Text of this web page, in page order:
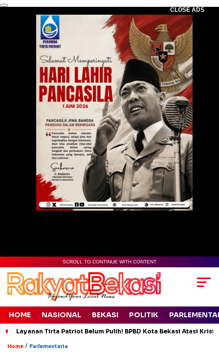
CLOSE ADS
SCROLL TO CONTINUE WITH CONTENT
HOME NASIONAL BEKASI POLITIK
Layanan Tirta Patriot Belum Pulih! BPBD Kota Bekasi Atasi
Home / Parlementaria